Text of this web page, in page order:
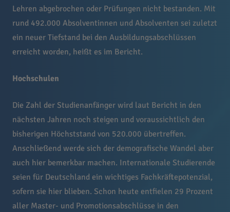
Lehren abgebrochen oder Prüfungen nicht bestanden. Mit
rund 492.000 Absolventinnen und Absolventen sei zuletzt
ein neuer Tiefstand bei den Ausbildungsabschlüssen
erreicht worden, heißt es im Bericht.
Hochschulen
Die Zahl der Studienanfänger wird laut Bericht in den
nächsten Jahren noch steigen und voraussichtlich den
bisherigen Höchststand von 520.000 übertreffen.
Anschließend werde sich der demografische Wandel aber
auch hier bemerkbar machen. Internationale Studierende
seien für Deutschland ein wichtiges Fachkräftepotenzial,
sofern sie hier blieben. Schon heute entfielen 29 Prozent
aller Master- und Promotionsabschlüsse in den